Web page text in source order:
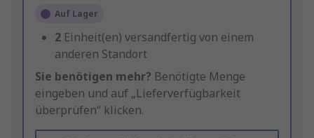
Auf Lager
2 Einheit(en) versandfertig von einem
anderen Standort
Sie benötigen mehr? Benötigte Menge
eingeben und auf „Lieferverfügbarkeit
überprüfen“ klicken.